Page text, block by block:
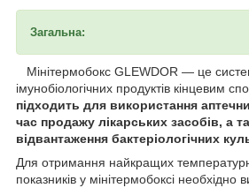
Загальна:
Мінітермобокс GLEWDOR — це
імунобіологічних продуктів кінцевим
підходить для використання
час продажу лікарських засобів, а
відвантаження бактеріологічних
Для отримання найкращих
показників у мінітермобоксі необхідно